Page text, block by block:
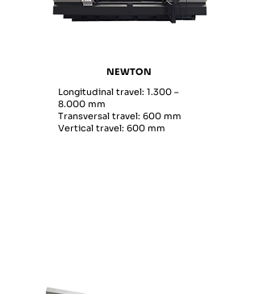
NEWTON
​Longitudinal travel: 1.300 –
8.000 mm
Transversal travel: 600 mm
Vertical travel: 600 mm